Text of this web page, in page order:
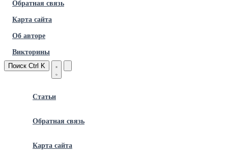
Обратная связь
Карта сайта
Об авторе
Викторины
Поиск Ctrl K
Статьи
Обратная связь
Карта сайта